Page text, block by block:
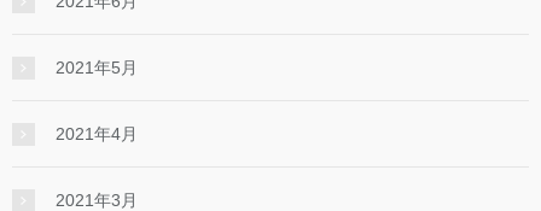
2021年5月
2021年4月
2021年3月